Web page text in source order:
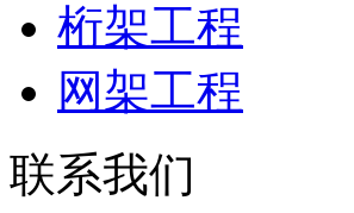
桁架工程
网架工程
联系我们